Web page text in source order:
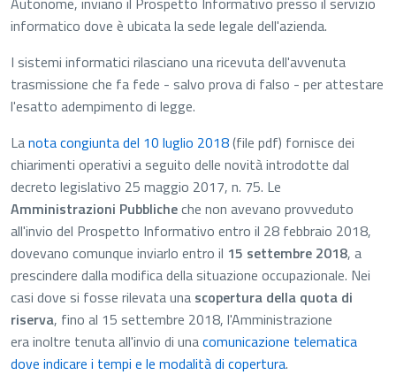
informatico dove è ubicata la sede legale dell'azienda.
I sistemi informatici rilasciano una ricevuta dell'avvenuta
trasmissione che fa fede - salvo prova di falso - per attestare
l'esatto adempimento di legge.
Lanota congiunta del 10 luglio 2018(file pdf) fornisce dei
chiarimenti operativi a seguito delle novità introdotte dal
decreto legislativo 25 maggio 2017, n. 75. Le
Amministrazioni Pubblicheche non avevano provveduto
all'invio del Prospetto Informativo entro il 28 febbraio 2018,
dovevano comunque inviarlo entro il 15 settembre 2018, a
prescindere dalla modifica della situazione occupazionale. Nei
casi dove si fosse rilevata una scopertura della quota di
riserva, fino al 15 settembre 2018, l'Amministrazione
era inoltre tenuta all'invio di unacomunicazione telematica
dove indicare i tempi e le modalità di copertura.